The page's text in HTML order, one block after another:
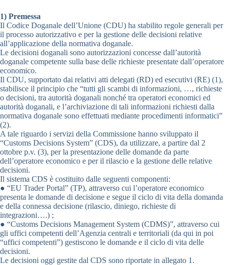
1) Premessa
Il Codice Doganale dell’Unione (CDU) ha stabilito regole generali per
il processo autorizzativo e per la gestione delle decisioni relative
all’applicazione della normativa doganale.
Le decisioni doganali sono autorizzazioni concesse dall’autorità
doganale competente sulla base delle richieste presentate dall’operatore
economico.
Il CDU, supportato dai relativi atti delegati (RD) ed esecutivi (RE) (1),
stabilisce il principio che “tutti gli scambi di informazioni, …, richieste
o decisioni, tra autorità doganali nonché tra operatori economici ed
autorità doganali, e l’archiviazione di tali informazioni richiesti dalla
normativa doganale sono effettuati mediante procedimenti informatici”
(2).
A tale riguardo i servizi della Commissione hanno sviluppato il
“Customs Decisions System” (CDS), da utilizzare, a partire dal 2
ottobre p.v. (3), per la presentazione delle domande da parte
dell’operatore economico e per il rilascio e la gestione delle relative
decisioni.
Il sistema CDS è costituito dalle seguenti componenti:
● “EU Trader Portal” (TP), attraverso cui l’operatore economico
presenta le domande di decisione e segue il ciclo di vita della domanda
e della connessa decisione (rilascio, diniego, richieste di
integrazioni….) ;
● “Customs Decisions Management System (CDMS)”, attraverso cui
gli uffici competenti dell’Agenzia centrali e territoriali (da qui in poi
“uffici competenti”) gestiscono le domande e il ciclo di vita delle
decisioni.
Le decisioni oggi gestite dal CDS sono riportate in allegato 1.